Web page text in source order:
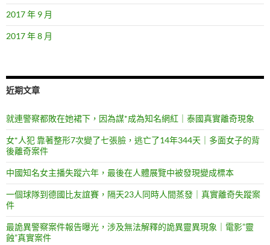
2017 年 9 月
2017 年 8 月
近期文章
就連警察都敗在她裙下，因為謀*成為知名網紅｜泰國真實離奇現象
女*人犯 靠著整形7次變了七張臉，逃亡了14年344天｜多面女子的背
後離奇案件
中國知名女主播失蹤六年，最後在人體展覽中被發現變成標本
一個球隊到德國比友誼賽，隔天23人同時人間蒸發｜真實離奇失蹤案
件
最詭異警察案件報告曝光，涉及無法解釋的詭異靈異現象｜電影”靈
蝕”真實案件